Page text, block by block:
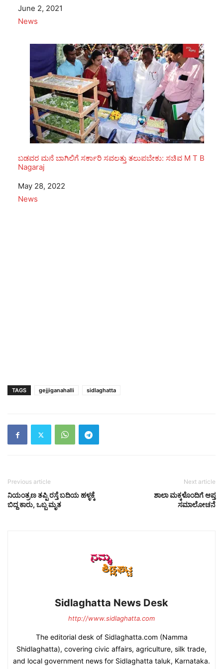
Date
June 2, 2021
In relation to
News
ಬಡವರ ಮನೆ ಬಾಗಿಲಿಗೆ ಸರ್ಕಾರಿ ಸವಲತ್ತು ತಲುಪಬೇಕು: ಸಚಿವ M T B
Nagaraj
Date
May 28, 2022
In relation to
News
TAGS gejjiganahalli sidlaghatta
Previous article
ನಿಯಂತ್ರಣ ತಪ್ಪಿ ರಸ್ತೆ ಬದಿಯ ಹಳ್ಳಕ್ಕೆ
ಬಿದ್ದ ಕಾರು, ಒಬ್ಬ ಮೃತ
Next article
ಶಾಲಾ ಮಕ್ಕಳೊಂದಿಗೆ ಆಪ್ತ
ಸಮಾಲೋಚನೆ
Sidlaghatta News Desk
http://www.sidlaghatta.com
The editorial desk of Sidlaghatta.com (Namma
Shidlaghatta), covering civic affairs, agriculture, silk trade,
and local government news for Sidlaghatta taluk, Karnataka.